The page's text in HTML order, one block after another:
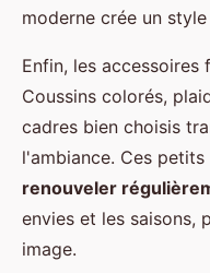
moderne crée un
Enfin, les
Coussins colorés,
cadres bien choisis
l'ambiance. Ces
renouveler
envies et les saisons,
image.